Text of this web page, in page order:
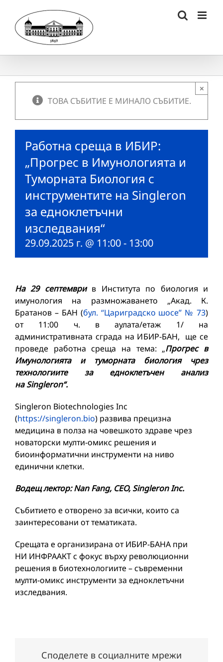
content
ТОВА СЪБИТИЕ Е МИНАЛО СЪБИТИЕ.
×
Работна среща в ИБИР:
„Прогрес в Имунологията и
Туморната Биология с
инструментите на Singleron
за едноклетъчни
изследвания“
29.09.2025 г. @ 11:00- 13:00
На 29 септември в Института по биология и
имунология на размножаването „Акад. К.
Братанов – БАН (бул. “Цариградско шосе” № 73)
от 11:00 ч. в аулата/етаж 1/ на
административната сграда на ИБИР-БАН, ще се
проведе работна среща на тема: „Прогрес в
Имунологията и туморната биология чрез
технологиите за едноклетъчен анализ
на Singleron“.
Singleron Biotechnologies Inc
(https://singleron.bio) развива прецизна
медицина в полза на човешкото здраве чрез
новаторски мулти-омикс решения и
биоинформатични инструменти на ниво
единични клетки.
Водещ лектор: Nan Fang, CEO, Singleron Inc.
Събитието е отворено за всички, които са
заинтересовани от тематиката.
Срещата е организирана от ИБИР-БАНА при
НИ ИНФРААКТ с фокус върху революционни
решения в биотехнологиите – съвременни
мулти-омикс инструменти за едноклетъчни
изследвания.
Споделете в социалните мрежи